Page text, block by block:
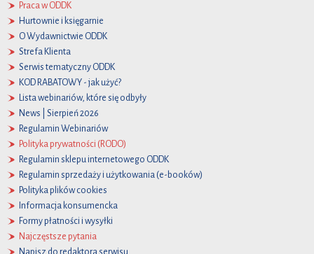
Praca w ODDK
Hurtownie i księgarnie
O Wydawnictwie ODDK
Strefa Klienta
Serwis tematyczny ODDK
KOD RABATOWY - jak użyć?
Lista webinariów, które się odbyły
News | Sierpień 2026
Regulamin Webinariów
Polityka prywatności (RODO)
Regulamin sklepu internetowego ODDK
Regulamin sprzedaży i użytkowania (e-booków)
Polityka plików cookies
Informacja konsumencka
Formy płatności i wysyłki
Najczęstsze pytania
Napisz do redaktora serwisu